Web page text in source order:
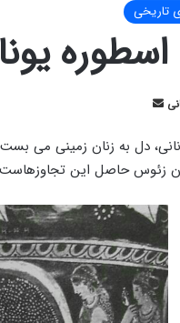
تاریخی
ارسال
دل به زنان زمینی می
زئوس حاصل این